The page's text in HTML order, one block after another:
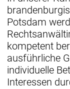
Potsdam
kompetent
ausführliche
individuelle
Interessen